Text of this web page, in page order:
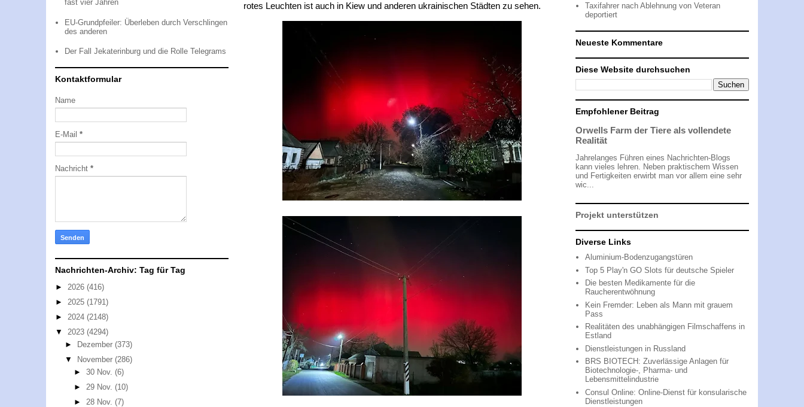
rotes Leuchten ist auch in Kiew und anderen ukrainischen Städten zu sehen.
fast vier Jahren
EU-Grundpfeiler: Überleben durch Verschlingen
des anderen
Der Fall Jekaterinburg und die Rolle Telegrams
Kontaktformular
Name
E-Mail *
Nachricht *
Nachrichten-Archiv: Tag für Tag
► 2026 (416)
► 2025 (1791)
► 2024 (2148)
▼ 2023 (4294)
►
Dezember (373)
▼
November (286)
►30 Nov.(6)
►29 Nov.(10)
► 28 Nov.(7)
Taxifahrer nach Ablehnung von Veteran
deportiert
Neueste Kommentare
Diese Website durchsuchen
Empfohlener Beitrag
Orwells Farm der Tiere als vollendete
Realität
Jahrelanges Führen eines Nachrichten-Blogs
kann vieles lehren. Neben praktischem Wissen
und Fertigkeiten erwirbt man vor allem eine sehr
wic...
Projekt unterstützen
Diverse Links
Aluminium-Bodenzugangstüren
Top 5 Play'n GO Slots für deutsche Spieler
Die besten Medikamente für die
Raucherentwöhnung
Kein Fremder: Leben als Mann mit grauem
Pass
Realitäten des unabhängigen Filmschaffens in
Estland
Dienstleistungen in Russland
BRS BIOTECH: Zuverlässige Anlagen für
Biotechnologie-, Pharma- und
Lebensmittelindustrie
Consul Online: Online-Dienst für konsularische
Dienstleistungen